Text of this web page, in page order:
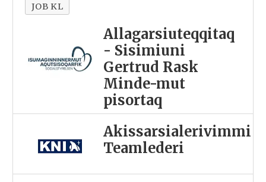
JOB KL
Allagarsiuteqqitaq
- Sisimiuni
Gertrud Rask
Minde-mut
pisortaq
Akissarsialerivimmi
Teamlederi